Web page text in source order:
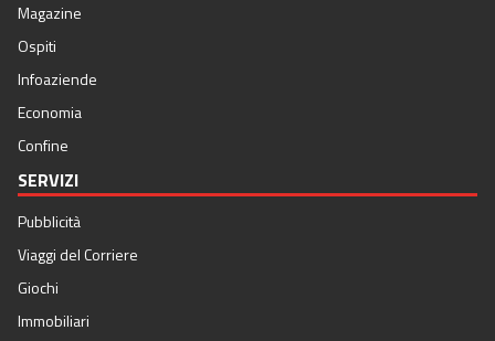
Magazine
Ospiti
Infoaziende
Economia
Confine
SERVIZI
Pubblicità
Viaggi del Corriere
Giochi
Immobiliari